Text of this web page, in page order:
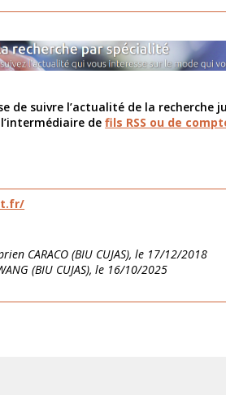
de suivre l’actualité de la recherche
defils RSS ou de
CARACO (BIU CUJAS), le 17/12/2018
(BIU CUJAS), le 16/10/2025